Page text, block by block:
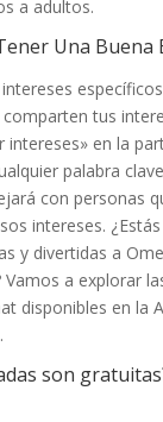
a adultos.
Una Buena
tus
intereses» en la
palabra
con personas
intereses.
y divertidas a
Vamos a explorar
disponibles en la
son